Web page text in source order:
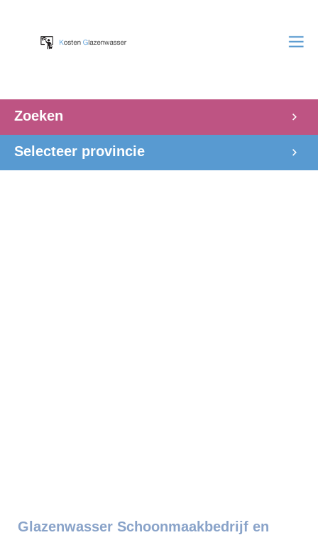
Zoeken
Selecteer provincie
Glazenwasser Schoonmaakbedrijf en